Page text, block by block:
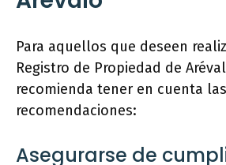
Para aquellos que deseen
Registro de Propiedad de
recomienda tener en cuenta
recomendaciones:
Asegurarse de